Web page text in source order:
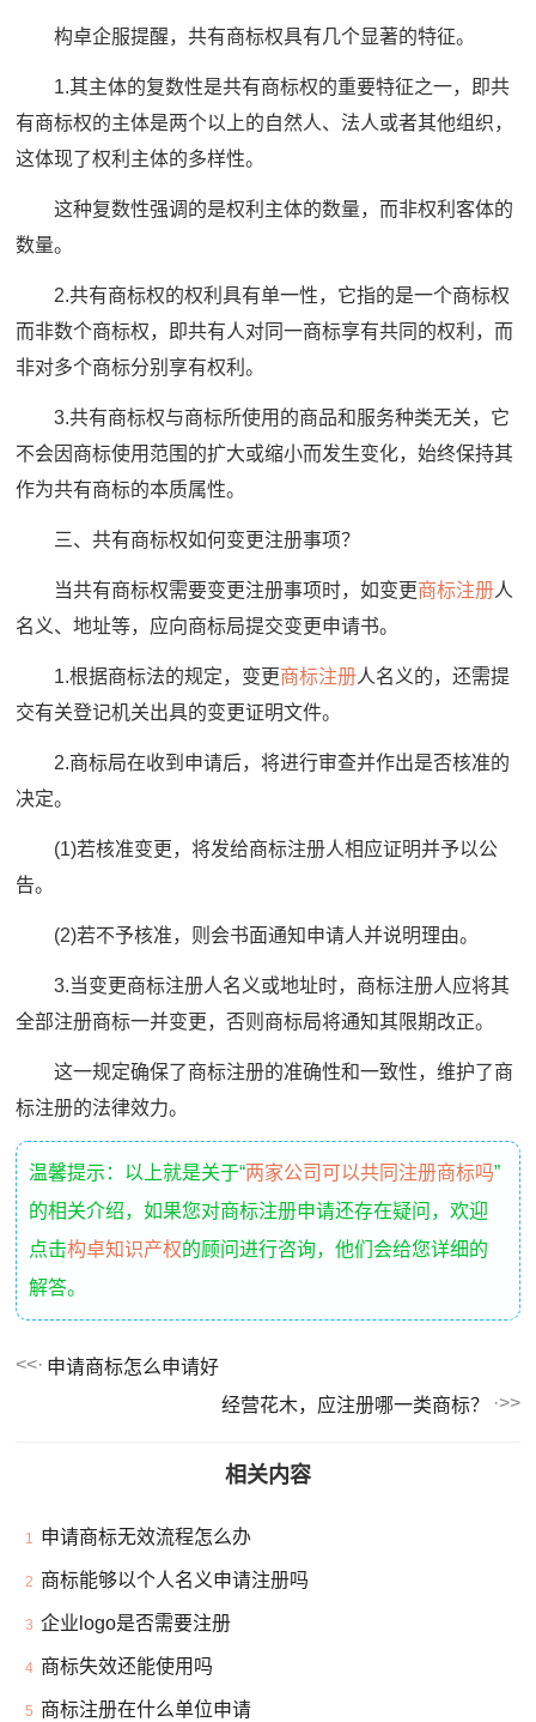
构卓企服提醒，共有商标权具有几个显著的特征。
1.其主体的复数性是共有商标权的重要特征之一，即共
有商标权的主体是两个以上的自然人、法人或者其他组织，
这体现了权利主体的多样性。
这种复数性强调的是权利主体的数量，而非权利客体的
数量。
2.共有商标权的权利具有单一性，它指的是一个商标权
而非数个商标权，即共有人对同一商标享有共同的权利，而
非对多个商标分别享有权利。
3.共有商标权与商标所使用的商品和服务种类无关，它
不会因商标使用范围的扩大或缩小而发生变化，始终保持其
作为共有商标的本质属性。
三、共有商标权如何变更注册事项？
当共有商标权需要变更注册事项时，如变更商标注册人
名义、地址等，应向商标局提交变更申请书。
1.根据商标法的规定，变更商标注册人名义的，还需提
交有关登记机关出具的变更证明文件。
2.商标局在收到申请后，将进行审查并作出是否核准的
决定。
(1)若核准变更，将发给商标注册人相应证明并予以公
告。
(2)若不予核准，则会书面通知申请人并说明理由。
3.当变更商标注册人名义或地址时，商标注册人应将其
全部注册商标一并变更，否则商标局将通知其限期改正。
这一规定确保了商标注册的准确性和一致性，维护了商
标注册的法律效力。
温馨提示：以上就是关于“两家公司可以共同注册商标吗”
的相关介绍，如果您对商标注册申请还存在疑问，欢迎
点击构卓知识产权的顾问进行咨询，他们会给您详细的
解答。
申请商标怎么申请好
经营花木，应注册哪一类商标？
相关内容
1 申请商标无效流程怎么办
2 商标能够以个人名义申请注册吗
3 企业logo是否需要注册
4 商标失效还能使用吗
5 商标注册在什么单位申请